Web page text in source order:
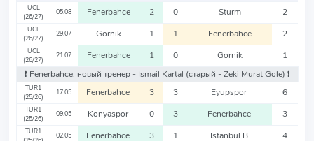
UCL
(26/27)
05.08 Fenerbahce 2 0 Sturm 2
UCL
(26/27)
29.07 Gornik 1 1 Fenerbahce 2
UCL
(26/27)
21.07 Fenerbahce 1 0 Gornik
1
❗️ Fenerbahce: новый тренер - Ismail Kartal (старый - Zeki Murat Gole) ❗️
TUR1
(25/26)
17.05 Fenerbahce 3 3 Eyupspor 6
TUR1
(25/26)
09.05 Konyaspor 0 3 Fenerbahce 3
TUR1
02.05 Fenerbahce 3 1 Istanbul B
4